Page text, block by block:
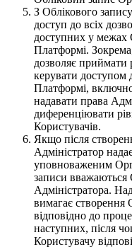
З Облікового
доступ до всіх
доступних у межах
Платформі.
дозволяє приймати
керувати доступом
Платформі,
надавати права
диференціювати
Користувачів.
Якщо після
Адміністратор
уповноваженим
записи вважаються
Адміністратора.
вимагає створення
відповідно до
наступних, після
Користувачу